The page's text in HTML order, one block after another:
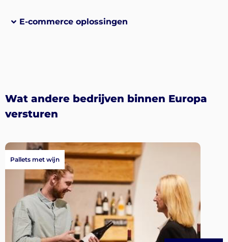
E-commerce oplossingen
Wat andere bedrijven binnen Europa
versturen
Pallets met wijn